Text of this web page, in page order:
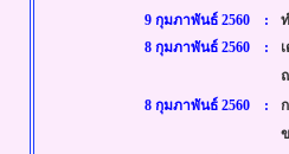
9 กุมภาพันธ์ 2560 :
8 กุมภาพันธ์ 2560 :
8 กุมภาพันธ์ 2560 :